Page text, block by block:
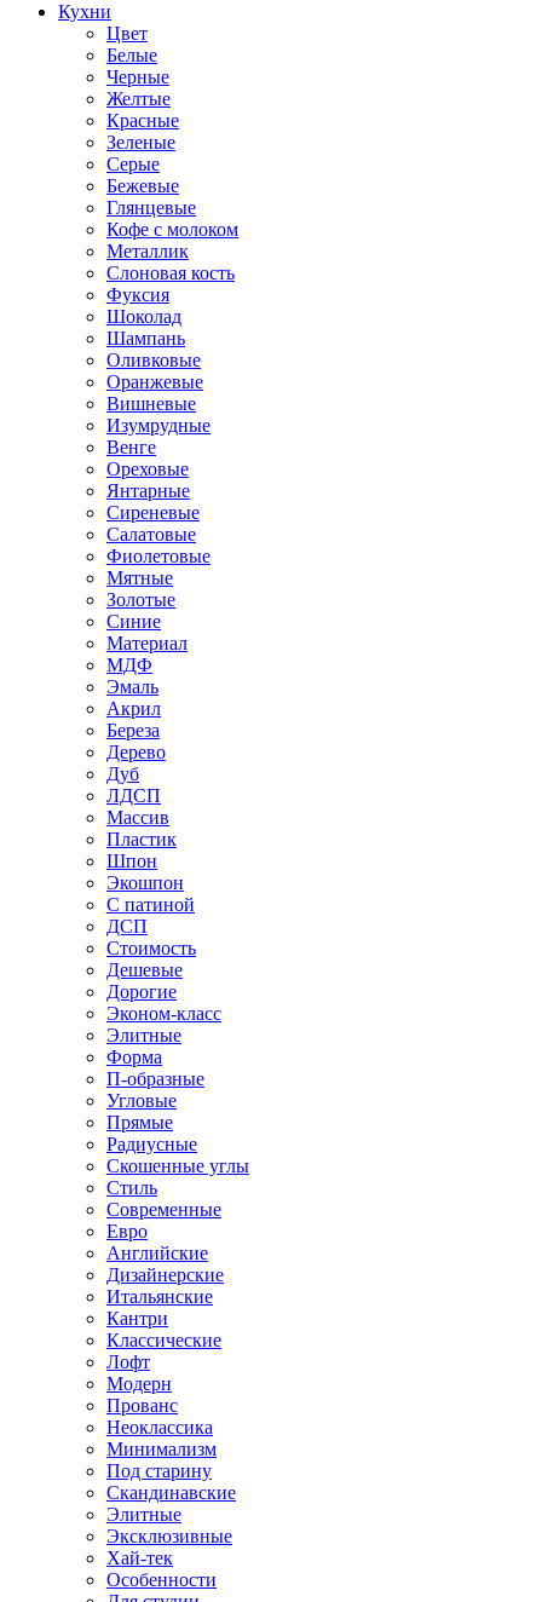
Кухни
Цвет
Белые
Черные
Желтые
Красные
Зеленые
Серые
Бежевые
Глянцевые
Кофе с молоком
Металлик
Слоновая кость
Фуксия
Шоколад
Шампань
Оливковые
Оранжевые
Вишневые
Изумрудные
Венге
Ореховые
Янтарные
Сиреневые
Салатовые
Фиолетовые
Мятные
Золотые
Синие
Материал
МДФ
Эмаль
Акрил
Береза
Дерево
Дуб
ЛДСП
Массив
Пластик
Шпон
Экошпон
С патиной
ДСП
Стоимость
Дешевые
Дорогие
Эконом-класс
Элитные
Форма
П-образные
Угловые
Прямые
Радиусные
Скошенные углы
Стиль
Современные
Евро
Английские
Дизайнерские
Итальянские
Кантри
Классические
Лофт
Модерн
Прованс
Неоклассика
Минимализм
Под старину
Скандинавские
Элитные
Эксклюзивные
Хай-тек
Особенности